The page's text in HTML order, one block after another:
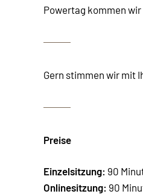
Powertag kommen
Gern stimmen wir mit
Preise
Einzel­sitz­ung: 90
Onlinesitzung: 90